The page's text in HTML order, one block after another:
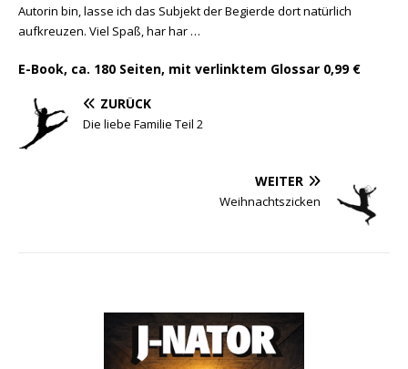
Autorin bin, lasse ich das Subjekt der Begierde dort natürlich
aufkreuzen. Viel Spaß, har har …
E-Book, ca. 180 Seiten, mit verlinktem Glossar 0,99 €
ZURÜCK
Die liebe Familie Teil 2
WEITER
Weihnachtszicken